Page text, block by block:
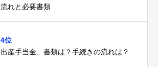
流れと必要書類
4位
出産手当金、書類は？手続きの流れは？